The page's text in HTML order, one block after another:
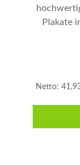
Plakate
100 g/
Haptik –
Netto: